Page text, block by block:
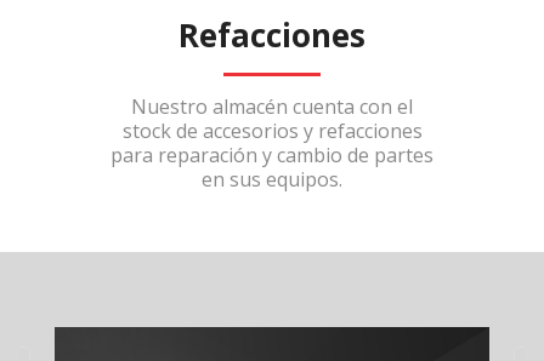
Refacciones
Nuestro almacén cuenta con el
stock de accesorios y refacciones
para reparación y cambio de partes
en sus equipos.